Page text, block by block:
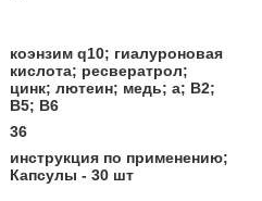
коэнзим q10; гиалуроновая
кислота; ресвератрол;
цинк; лютеин; медь; а; В2;
В5; В6
36
инструкция по применению;
Капсулы - 30 шт